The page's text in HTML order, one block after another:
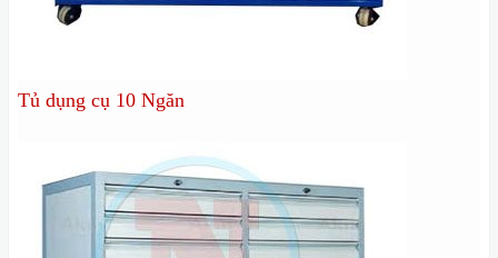
Tủ dụng cụ 10 Ngăn